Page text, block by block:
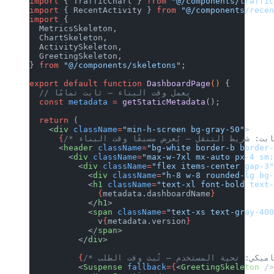
import { RecentActivity } from "@/
  MetricsSkeleton,
  ChartSkeleton,
  ActivitySkeleton,
  GreetingSkeleton,
} from "@/components/skeletons"
export default function DashboardPage
  // يعمل وقت البناء — ثابت تمامًا
  const
metadata = getStaticMetadata
    <
div className= "min-h-screen bg-
      {
      <
header className ="bg-white
        <
div className= "max-w-7xl
          <
div className ="flex items-
            <
div className="h-8 w-8
            <
h1 className= "text-xl
              {
metadata.dashboardName
            </
            <
span className= "text-xs
              v
{metadata.version
            </
          </
          {
          <
Suspense fallback={ <